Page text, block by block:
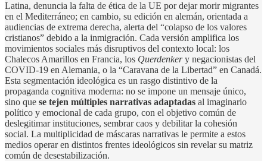
Latina, denuncia la falta de ética de la UE por dejar morir migrantes
en el Mediterráneo; en cambio, su edición en alemán, orientada a
audiencias de extrema derecha, alerta del “colapso de los valores
cristianos” debido a la inmigración. Cada versión amplifica los
movimientos sociales más disruptivos del contexto local: los
Chalecos Amarillos en Francia, los Querdenkery negacionistas del
COVID-19 en Alemania, o la “Caravana de la Libertad” en Canadá.
Esta segmentación ideológica es un rasgo distintivo de la
propaganda cognitiva moderna: no se impone un mensaje único,
sino que se tejen múltiples narrativas adaptadas al imaginario
político y emocional de cada grupo, con el objetivo común de
deslegitimar instituciones, sembrar caos y debilitar la cohesión
social. La multiplicidad de máscaras narrativas le permite a estos
medios operar en distintos frentes ideológicos sin revelar su matriz
común de desestabilización.